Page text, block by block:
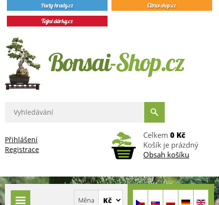
Přihlášení
Registrace
Celkem 0 Kč
Košík je prázdný
Obsah košíku